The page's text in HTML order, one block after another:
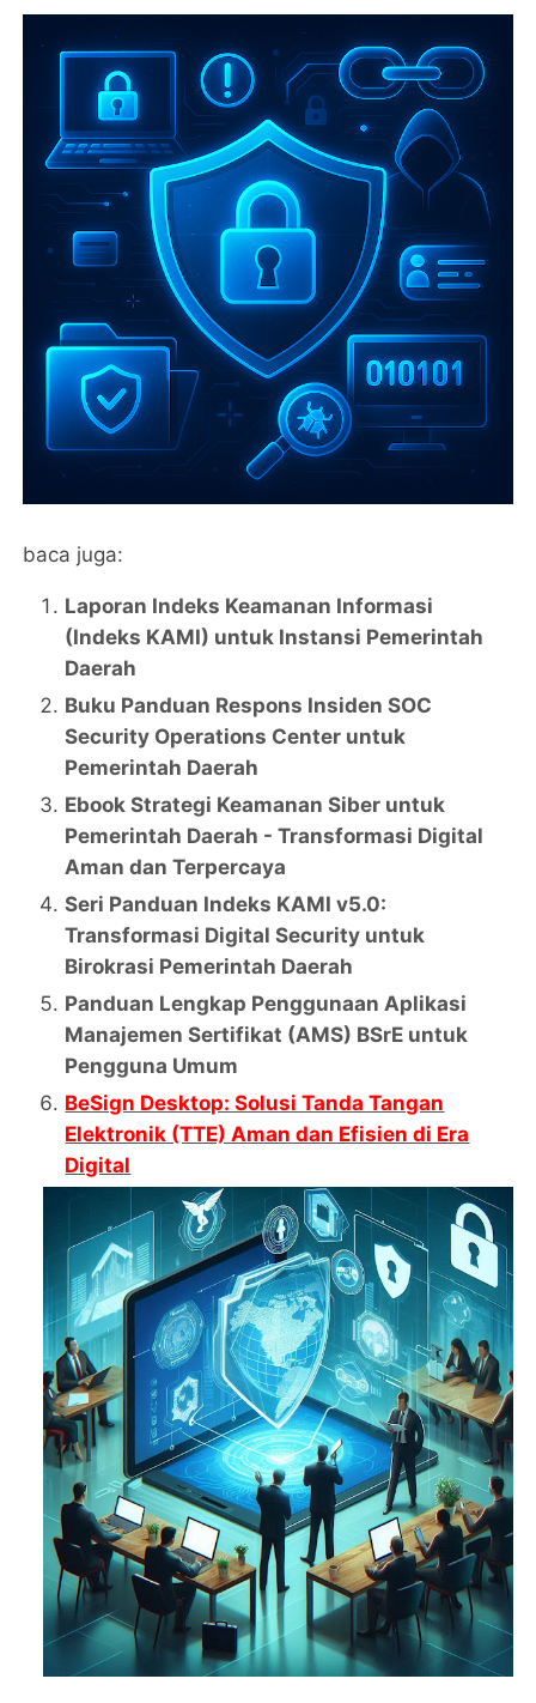
baca juga:
Laporan Indeks Keamanan Informasi
(Indeks KAMI) untuk Instansi Pemerintah
Daerah
Buku Panduan Respons Insiden SOC
Security Operations Center untuk
Pemerintah Daerah
Ebook Strategi Keamanan Siber untuk
Pemerintah Daerah - Transformasi Digital
Aman dan Terpercaya
Seri Panduan Indeks KAMI v5.0:
Transformasi Digital Security untuk
Birokrasi Pemerintah Daerah
Panduan Lengkap Penggunaan Aplikasi
Manajemen Sertifikat (AMS) BSrE untuk
Pengguna Umum
BeSign Desktop: Solusi Tanda Tangan
Elektronik (TTE) Aman dan Efisien di Era
Digital